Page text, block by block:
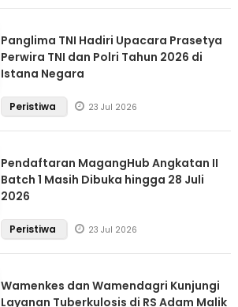
Panglima TNI Hadiri Upacara Prasetya
Perwira TNI dan Polri Tahun 2026 di
Istana Negara
Peristiwa 23 Jul 2026
Pendaftaran MagangHub Angkatan II
Batch 1 Masih Dibuka hingga 28 Juli
2026
Peristiwa 23 Jul 2026
Wamenkes dan Wamendagri Kunjungi
Layanan Tuberkulosis di RS Adam Malik